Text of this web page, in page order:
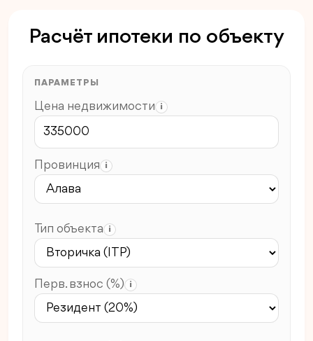
Расчёт ипотеки по объекту
ПАРАМЕТРЫ
Цена недвижимости i
Провинция i
Тип объекта i
Перв. взнос (%) i